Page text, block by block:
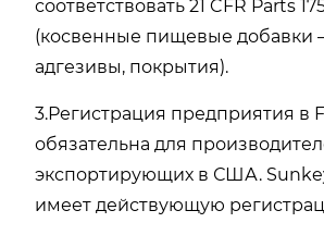
соответствовать 21 CFR Parts
(косвенные пищевые
адгезивы, покрытия).
3.Регистрация предприятия в
обязательна для
экспортирующих в США.
имеет действующую